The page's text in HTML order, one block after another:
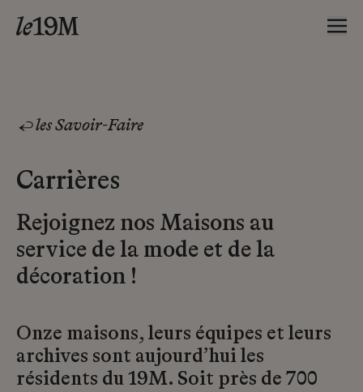
les Savoir-Faire
Carrières
Rejoignez nos Maisons au
service de la mode et de la
décoration !
Onze maisons, leurs équipes et leurs
archives sont aujourd’hui les
résidents du 19M. Soit près de 700